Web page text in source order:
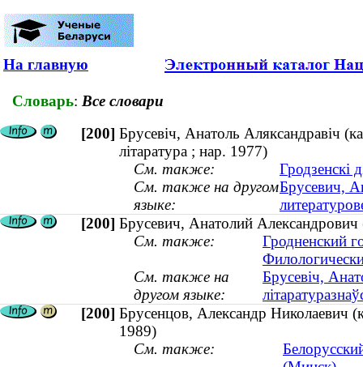
На главную
Словарь: Все словари
[200] Брусевіч, Анатоль Аляксандравіч
літаратура ; нар. 1977)
См. также:
Гродзенскі
См. также на другом
языке:
Брусевич,
[200] Брусевич, Анатолий Александрович
См. также:
Гродненский
См. также на
другом языке:
Брусевіч,
[200] Брусенцов, Александр Николаевич
1989)
См. также: